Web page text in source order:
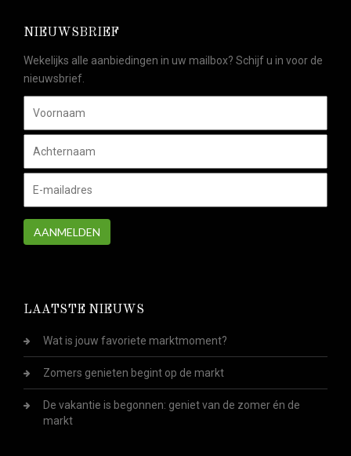
NIEUWSBRIEF
Wekelijks alle aanbiedingen in uw mailbox? Schijf u in voor de
nieuwsbrief.
AANMELDEN
LAATSTE NIEUWS
Wat is jouw favoriete marktmoment?
Zomers genieten begint op de markt
De vakantie is begonnen: geniet van de zomer én de
markt